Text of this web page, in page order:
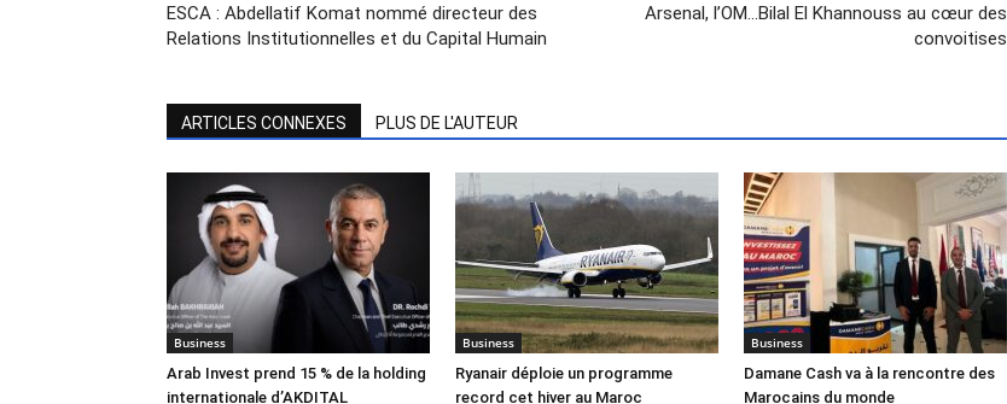
ESCA : Abdellatif Komat nommé directeur des
Relations Institutionnelles et du Capital Humain
Arsenal, l’OM…Bilal El Khannouss au cœur des
convoitises
ARTICLES CONNEXES PLUS DE L'AUTEUR
Business
Arab Invest prend 15 % de la holding
internationale d’AKDITAL
Business
Ryanair déploie un programme
record cet hiver au Maroc
Business
Damane Cash va à la rencontre des
Marocains du monde